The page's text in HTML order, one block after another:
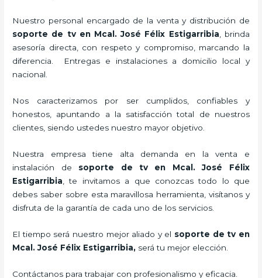
Nuestro personal encargado de la venta y distribución de
soporte de tv en Mcal. José Félix Estigarribia, brinda
asesoría directa, con respeto y compromiso, marcando la
diferencia. Entregas e instalaciones a domicilio local y
nacional.
Nos caracterizamos por ser cumplidos, confiables y
honestos, apuntando a la satisfacción total de nuestros
clientes, siendo ustedes nuestro mayor objetivo.
Nuestra empresa tiene alta demanda en la venta e
instalación de soporte de tv en Mcal. José Félix
Estigarribia , te invitamos a que conozcas todo lo que
debes saber sobre esta maravillosa herramienta, visítanos y
disfruta de la garantía de cada uno de los servicios.
El tiempo será nuestro mejor aliado y el soporte de tv en
Mcal. José Félix Estigarribia, será tu mejor elección.
Contáctanos para trabajar con profesionalismo y eficacia.